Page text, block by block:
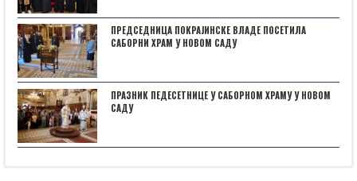
ПРЕДСЕДНИЦА ПОКРАЈИНСКЕ ВЛАДЕ ПОСЕТИЛА
САБОРНИ ХРАМ У НОВОМ САДУ
ПРАЗНИК ПЕДЕСЕТНИЦЕ У САБОРНОМ ХРАМУ У НОВОМ
САДУ